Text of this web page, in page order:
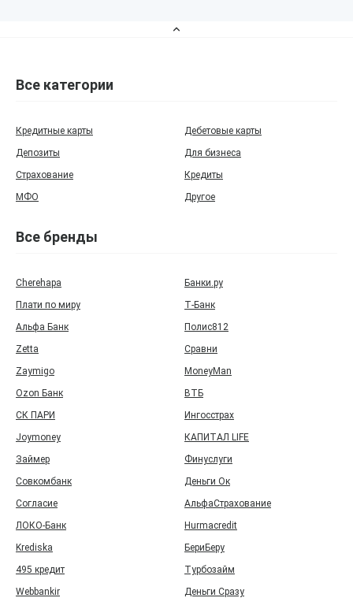
Все категории
Кредитные карты
Дебетовые карты
Депозиты
Для бизнеса
Страхование
Кредиты
МФО
Другое
Все бренды
Cherehapa
Банки.ру
Плати по миру
Т‑Банк
Альфа Банк
Полис812
Zetta
Сравни
Zaymigo
MoneyMan
Ozon Банк
ВТБ
СК ПАРИ
Ингосстрах
Joymoney
КАПИТАЛ LIFE
Займер
Финуслуги
Совкомбанк
Деньги Ок
Согласие
АльфаСтрахование
ЛОКО-Банк
Hurmacredit
Krediska
БериБеру
495 кредит
Турбозайм
Webbankir
Деньги Сразу